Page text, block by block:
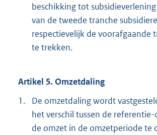
beschikking tot
van de tweede tranche
respectievelijk de voorafgaande
te trekken.
Artikel 5. Omzetdaling
1.
De omzetdaling wordt
het verschil tussen de
de omzet in de omzetperiode te